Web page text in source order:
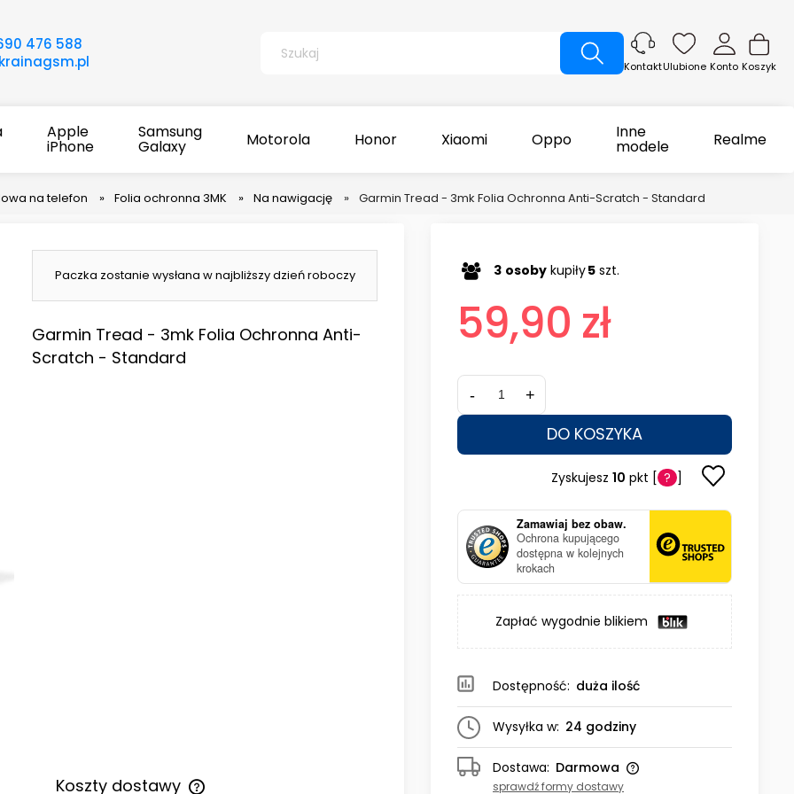
476 588
Koszyk
Konto
KontaktUlubione
Apple
iPhone
Samsung
Galaxy Motorola Honor Xiaomi Oppo Inne
modele Realme
na telefon » Folia ochronna 3MK » Na nawigację » Garmin Tread - 3mk Folia Ochronna Anti-Scratch - Standard
Paczka zostanie wysłana w najbliższy dzień roboczy
Garmin Tread - 3mk Folia Ochronna Anti-
Scratch - Standard
Koszty dostawy
3 osoby kupiły5 szt.
59,90 zł
- +
DO KOSZYKA
Zyskujesz 10 pkt [ ? ]
Zamawiaj bez obaw.
Ochrona kupującego
dostępna w kolejnych
krokach
Zapłać wygodnie blikiem
Dostępność: duża ilość
Wysyłka w: 24 godziny
Dostawa: Darmowa
sprawdź formy dostawy